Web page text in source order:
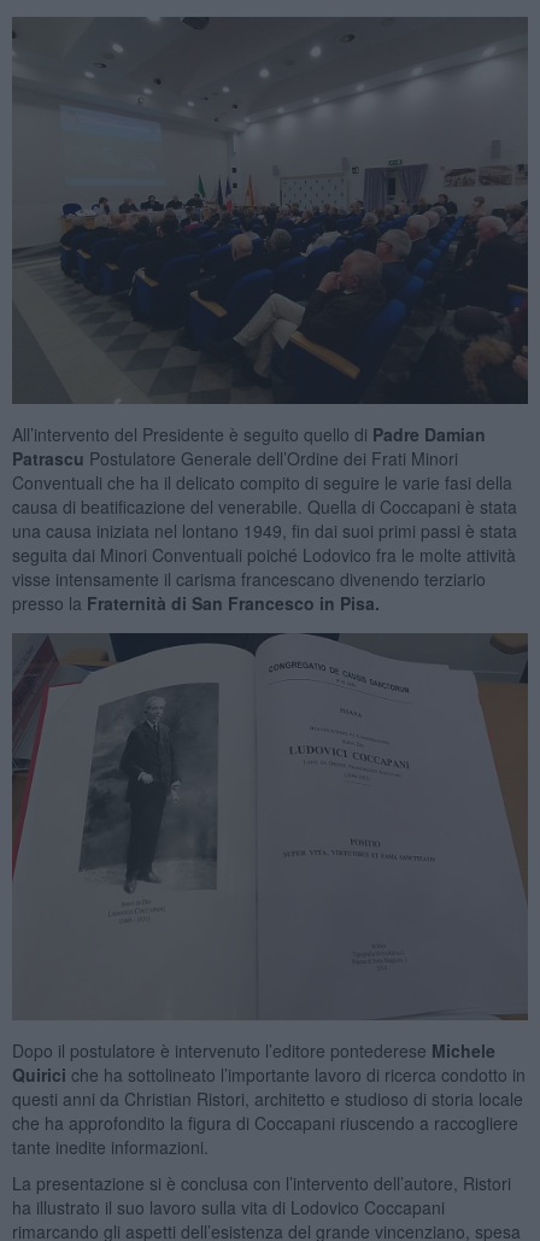
All’intervento del Presidente è seguito quello di Padre Damian
Patrascu Postulatore Generale dell’Ordine dei Frati Minori
Conventuali che ha il delicato compito di seguire le varie fasi della
causa di beatificazione del venerabile. Quella di Coccapani è stata
una causa iniziata nel lontano 1949, fin dai suoi primi passi è stata
seguita dai Minori Conventuali poiché Lodovico fra le molte attività
visse intensamente il carisma francescano divenendo terziario
presso la Fraternità di San Francesco in Pisa.
Dopo il postulatore è intervenuto l’editore pontederese Michele
Quirici che ha sottolineato l’importante lavoro di ricerca condotto in
questi anni da Christian Ristori, architetto e studioso di storia locale
che ha approfondito la figura di Coccapani riuscendo a raccogliere
tante inedite informazioni.
La presentazione si è conclusa con l’intervento dell’autore, Ristori
ha illustrato il suo lavoro sulla vita di Lodovico Coccapani
rimarcando gli aspetti dell’esistenza del grande vincenziano, spesa